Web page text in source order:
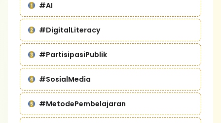
#AI
#DigitalLiteracy
#PartisipasiPublik
#SosialMedia
#MetodePembelajaran